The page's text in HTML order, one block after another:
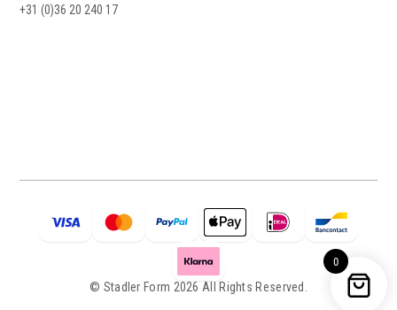
0
+31 (0)36 20 240 17
© Stadler Form 2026 All Rights Reserved.